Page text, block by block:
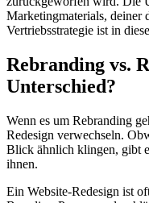
Marketingmaterials, deiner
Vertriebsstrategie ist in
Rebranding vs.
Unterschied?
Wenn es um Rebranding
Redesign verwechseln.
Blick ähnlich klingen, gibt
ihnen.
Ein Website-Redesign ist